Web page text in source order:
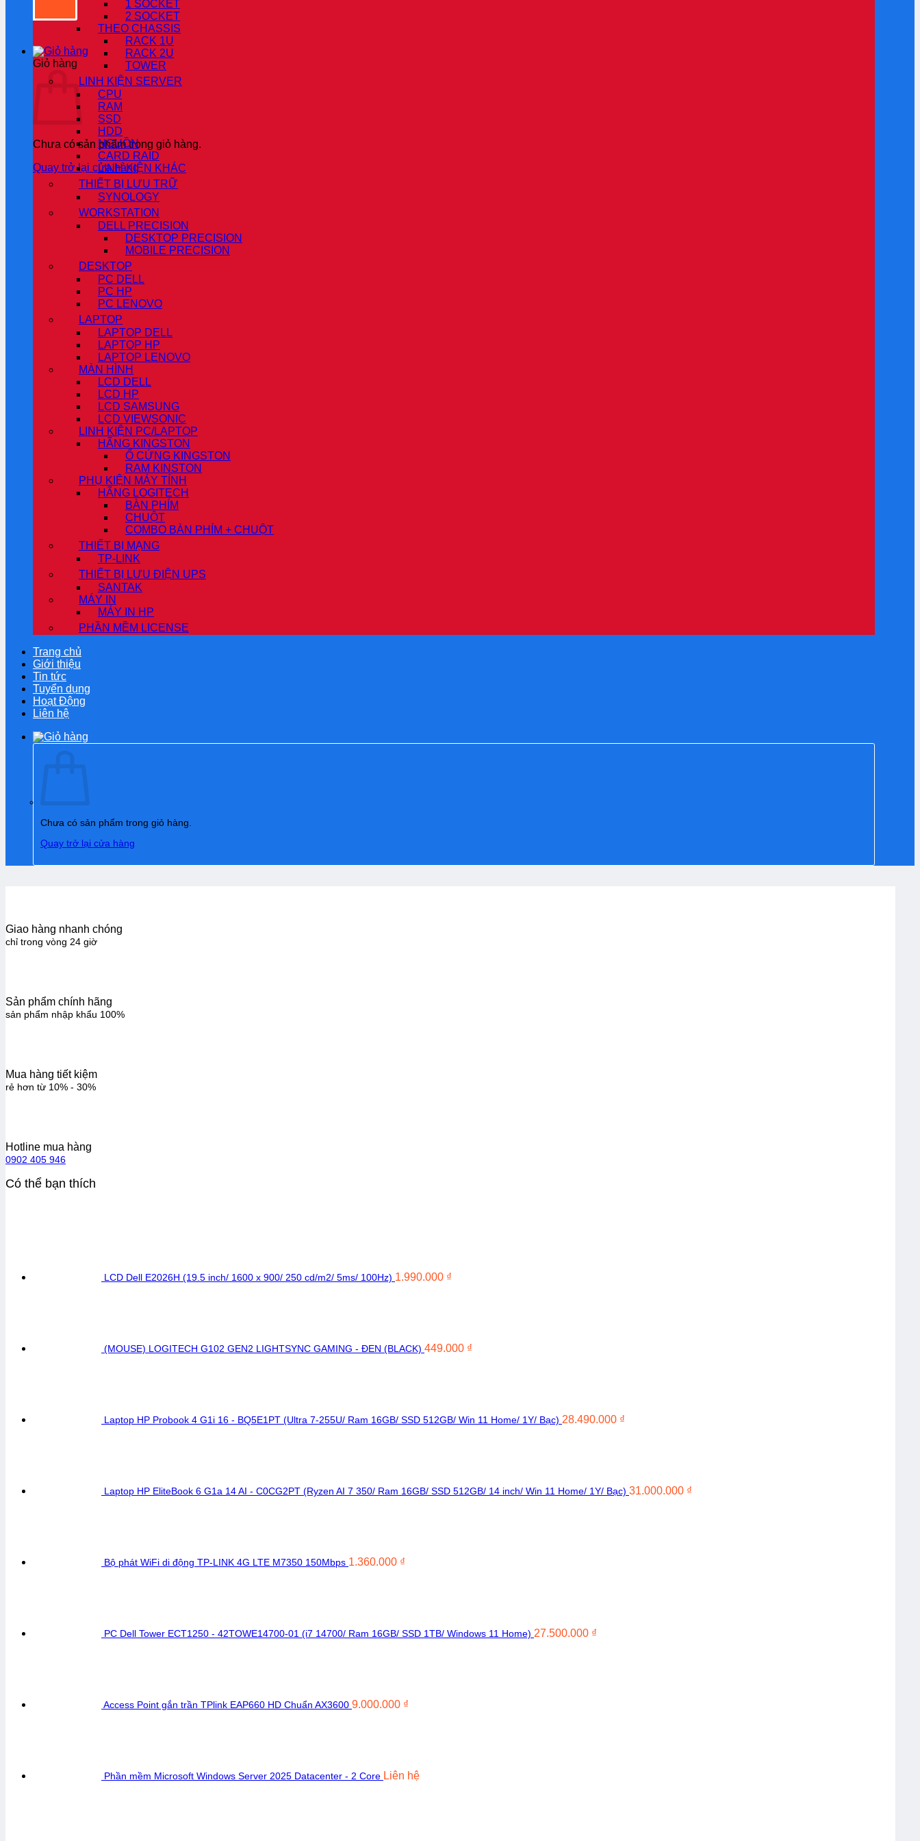
Giỏ hàng
Chưa có sản phẩm trong giỏ hàng.
Quay trở lại cửa hàng
1 SOCKET
2 SOCKET
THEO CHASSIS
RACK 1U
RACK 2U
TOWER
LINH KIỆN SERVER
CPU
RAM
SSD
HDD
NGUỒN
CARD RAID
LINH KIỆN KHÁC
THIẾT BỊ LƯU TRỮ
SYNOLOGY
WORKSTATION
DELL PRECISION
DESKTOP PRECISION
MOBILE PRECISION
DESKTOP
PC DELL
PC HP
PC LENOVO
LAPTOP
LAPTOP DELL
LAPTOP HP
LAPTOP LENOVO
MÀN HÌNH
LCD DELL
LCD HP
LCD SAMSUNG
LCD VIEWSONIC
LINH KIỆN PC/LAPTOP
HÃNG KINGSTON
Ổ CỨNG KINGSTON
RAM KINSTON
PHỤ KIỆN MÁY TÍNH
HÃNG LOGITECH
BÀN PHÍM
CHUỘT
COMBO BÀN PHÍM + CHUỘT
THIẾT BỊ MẠNG
TP-LINK
THIẾT BỊ LƯU ĐIỆN UPS
SANTAK
MÁY IN
MÁY IN HP
PHẦN MỀM LICENSE
Trang chủ
Giới thiệu
Tin tức
Tuyển dụng
Hoạt Động
Liên hệ
Chưa có sản phẩm trong giỏ hàng.
Quay trở lại cửa hàng
Giao hàng nhanh chóng
chỉ trong vòng 24 giờ
Sản phẩm chính hãng
sản phẩm nhập khẩu 100%
Mua hàng tiết kiệm
rẻ hơn từ 10% - 30%
Hotline mua hàng
0902 405 946
Có thể bạn thích
LCD Dell E2026H (19.5 inch/ 1600 x 900/ 250 cd/m2/ 5ms/ 100Hz) 1.990.000 ₫
(MOUSE) LOGITECH G102 GEN2 LIGHTSYNC GAMING - ĐEN (BLACK) 449.000 ₫
Laptop HP Probook 4 G1i 16 - BQ5E1PT (Ultra 7-255U/ Ram 16GB/ SSD 512GB/ Win 11 Home/ 1Y/ Bạc) 28.490.000 ₫
Laptop HP EliteBook 6 G1a 14 AI - C0CG2PT (Ryzen AI 7 350/ Ram 16GB/ SSD 512GB/ 14 inch/ Win 11 Home/ 1Y/ Bạc) 31.000.000 ₫
Bộ phát WiFi di động TP-LINK 4G LTE M7350 150Mbps 1.360.000 ₫
PC Dell Tower ECT1250 - 42TOWE14700-01 (i7 14700/ Ram 16GB/ SSD 1TB/ Windows 11 Home) 27.500.000 ₫
Access Point gắn trần TPlink EAP660 HD Chuẩn AX3600 9.000.000 ₫
Phần mềm Microsoft Windows Server 2025 Datacenter - 2 Core Liên hệ